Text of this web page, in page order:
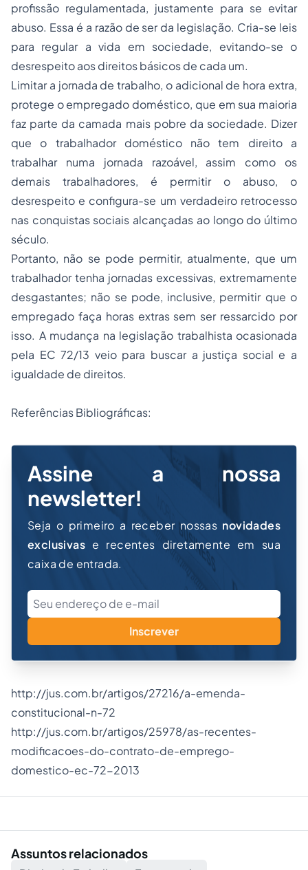
profissão regulamentada, justamente para se evitar
abuso. Essa é a razão de ser da legislação. Cria-se leis
para regular a vida em sociedade, evitando-se o
desrespeito aos direitos básicos de cada um.
Limitar a jornada de trabalho, o adicional de hora extra,
protege o empregado doméstico, que em sua maioria
faz parte da camada mais pobre da sociedade. Dizer
que o trabalhador doméstico não tem direito a
trabalhar numa jornada razoável, assim como os
demais trabalhadores, é permitir o abuso, o
desrespeito e configura-se um verdadeiro retrocesso
nas conquistas sociais alcançadas ao longo do último
século.
Portanto, não se pode permitir, atualmente, que um
trabalhador tenha jornadas excessivas, extremamente
desgastantes; não se pode, inclusive, permitir que o
empregado faça horas extras sem ser ressarcido por
isso. A mudança na legislação trabalhista ocasionada
pela EC 72/13 veio para buscar a justiça social e a
igualdade de direitos.
Referências Bibliográficas:
Assine a nossa
newsletter!
Seja o primeiro a receber nossas novidades
exclusivas e recentes diretamente em sua
caixa de entrada.
Inscrever
http://jus.com.br/artigos/27216/a-emenda-
constitucional-n-72
http://jus.com.br/artigos/25978/as-recentes-
modificacoes-do-contrato-de-emprego-
domestico-ec-72-2013
Assuntos relacionados